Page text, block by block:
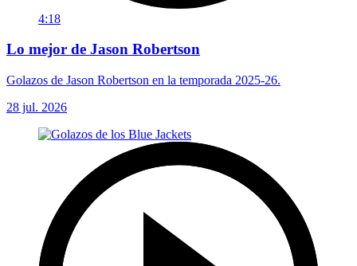
4:18
Lo mejor de Jason Robertson
Golazos de Jason Robertson en la temporada 2025-26.
28 jul. 2026